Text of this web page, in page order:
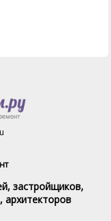
застройщиков,
архитекторов